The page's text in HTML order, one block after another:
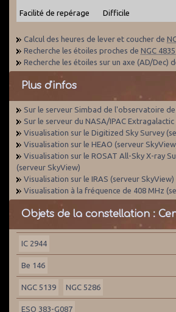
Facilité de repérage Difficile
Calcul des heures de lever et coucher de
Recherche les étoiles proches de NGC 4835
Recherche les étoiles sur un axe (AD/Dec)
Plus d'infos
Sur le serveur Simbad de l'observatoire
Sur le serveur du NASA/IPAC
Visualisation sur le Digitized Sky Survey
Visualisation sur le HEAO (serveur
Visualisation sur le ROSAT All-Sky X-ray
(serveur SkyView)
Visualisation sur le IRAS (serveur SkyView)
Visualisation à la fréquence de 408 MHz
Objets de la constellation :
IC 2944
Be 146
NGC 5139 NGC 5286
ESO 383-G087